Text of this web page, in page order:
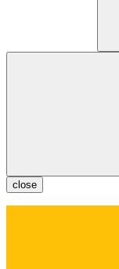
close